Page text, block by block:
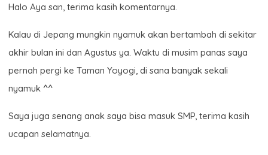
Halo Aya san, terima kasih komentarnya.
Kalau di Jepang mungkin nyamuk akan bertambah di sekitar
akhir bulan ini dan Agustus ya. Waktu di musim panas saya
pernah pergi ke Taman Yoyogi, di sana banyak sekali
nyamuk ^^
Saya juga senang anak saya bisa masuk SMP, terima kasih
ucapan selamatnya.